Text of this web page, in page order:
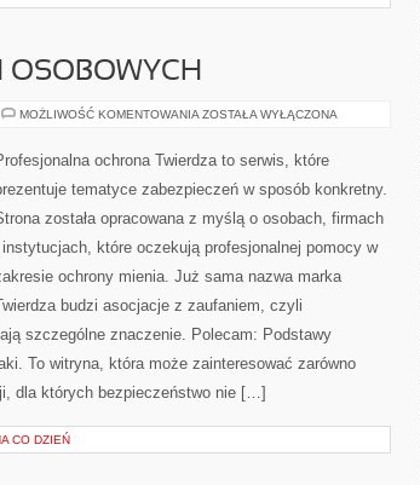
MOŻLIWOŚĆ KOMENTOWANIA OCHRONA
ZOSTAŁA WYŁĄCZONA
ochrona Twierdza to serwis, które
tematyce zabezpieczeń w sposób konkretny.
została opracowana z myślą o osobach, firmach
instytucjach, które oczekują profesjonalnej pomocy w
ochrony mienia. Już sama nazwa marka
budzi asocjacje z zaufaniem, czyli
szczególne znaczenie. Polecam: Podstawy
To witryna, która może zainteresować zarówno
dla których bezpieczeństwo nie […]
CO DZIEŃ